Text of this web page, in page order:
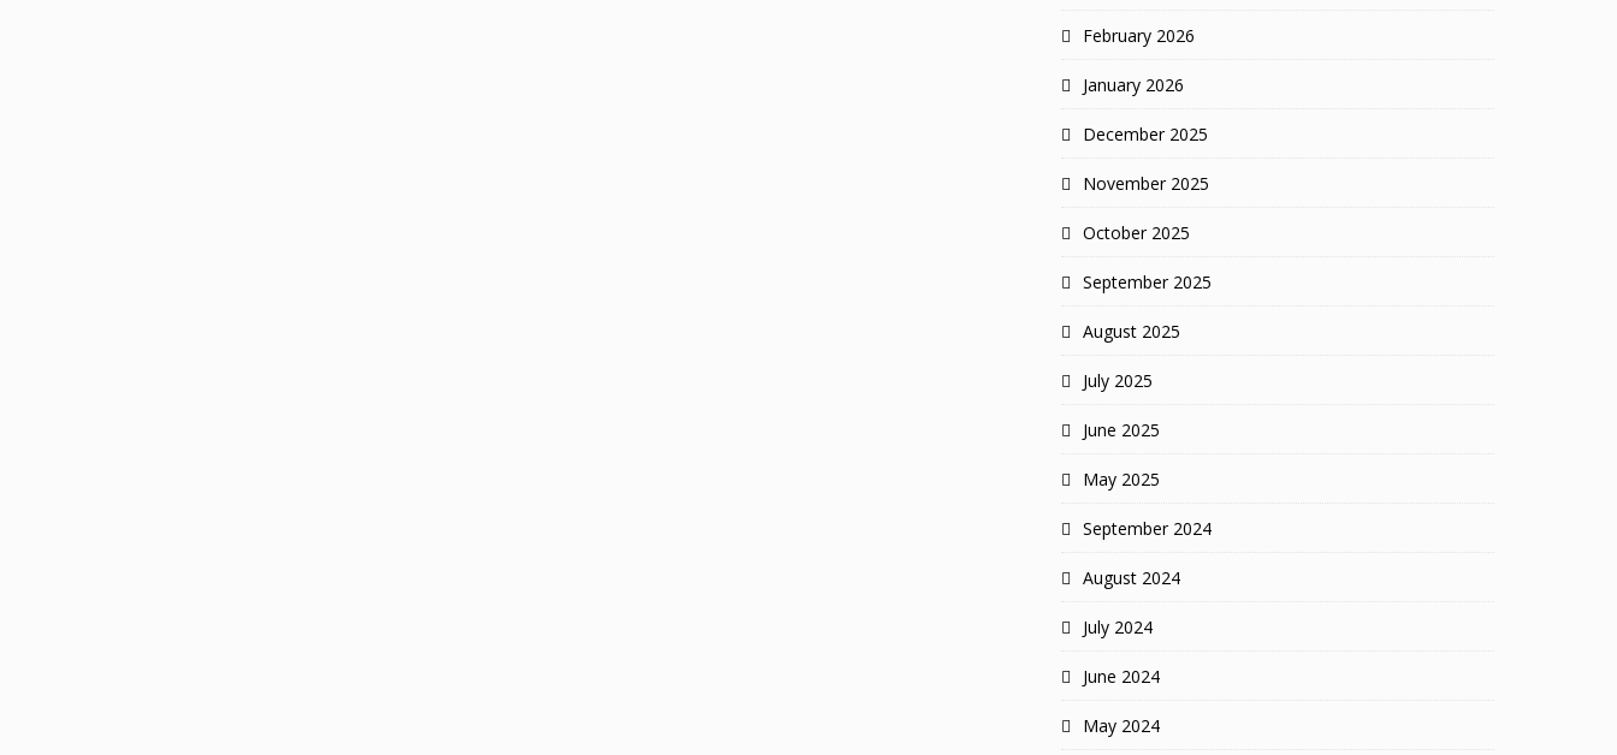
February 2026
January 2026
December 2025
November 2025
October 2025
September 2025
August 2025
July 2025
June 2025
May 2025
September 2024
August 2024
July 2024
June 2024
May 2024